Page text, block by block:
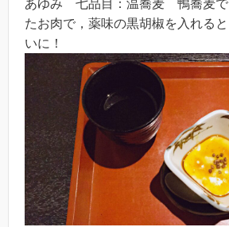
あゆみ 七品目：温蕎麦 鴨蕎麦で
たお肉で，薬味の黒胡椒を入れる
いに！